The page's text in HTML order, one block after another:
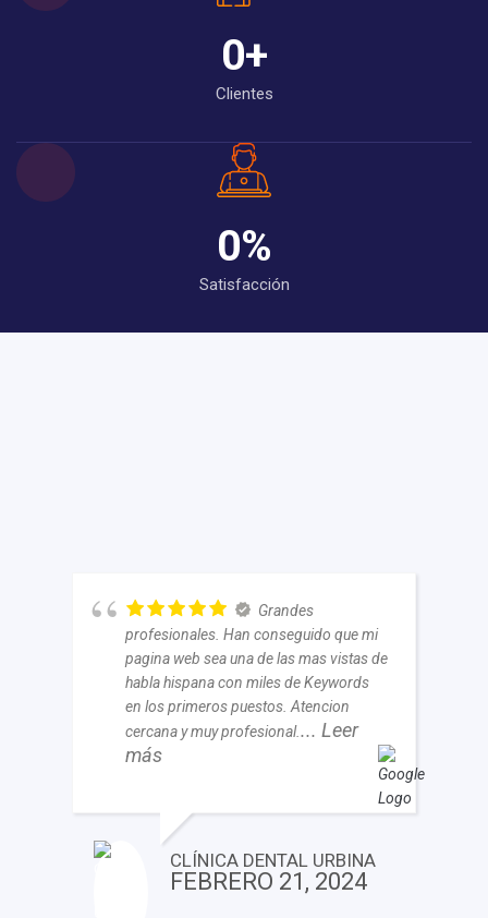
0+
Clientes
0%
Satisfacción
Grandes
profesionales. Han conseguido que mi
pagina web sea una de las mas vistas de
habla hispana con miles de Keywords
en los primeros puestos. Atencion
cercana y muy profesional.... Leer
más
CLÍNICA DENTAL URBINA
FEBRERO 21, 2024